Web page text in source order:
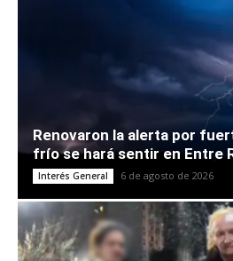
Renovaron la alerta por
frío se hará sentir en Entre
Interés General 6 de agosto de 2026